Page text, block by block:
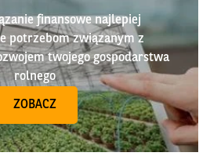
finansowe najlepiej
potrzebom związanym z
twojego gospodarstwa
rolnego
ZOBACZ